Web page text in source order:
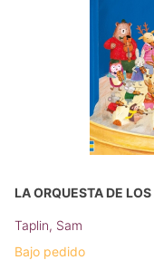
LA ORQUESTA DE
Taplin, Sam
Bajo pedido